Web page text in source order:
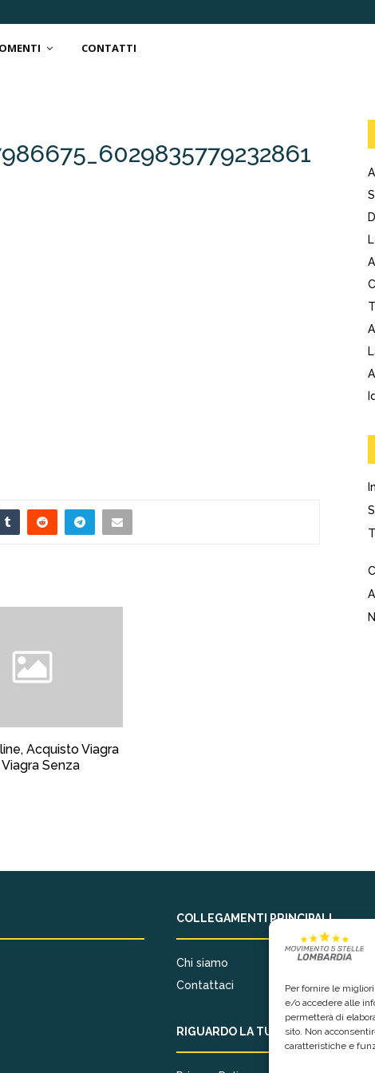
Per fornire le
e/o accedere alle
permetterà di
sito. Non
caratteristiche e
CONTATTI
Acquisto Viagra
Senza
COLLEGAMENTI PRINCIPALI
Chi siamo
Contattaci
RIGUARDO LA TUA PRIVACY